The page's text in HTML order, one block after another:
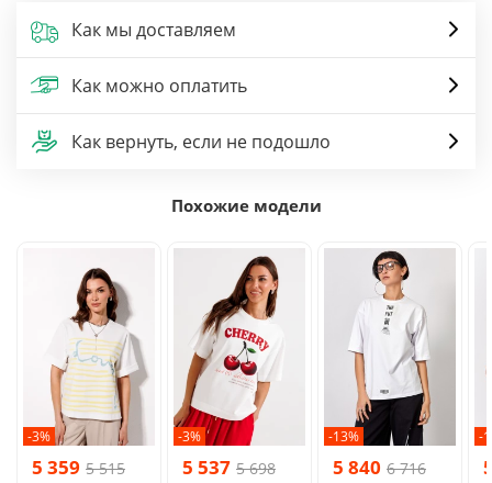
Как мы доставляем
Как можно оплатить
Как вернуть, если не подошло
Похожие модели
-3%
5 359 5 515
-3%
5 537 5 698
-13%
5 840 6 716
-